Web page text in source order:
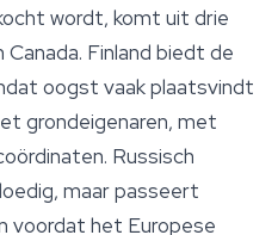
wordt, komt uit drie
Canada. Finland biedt de
oogst vaak plaatsvindt
grondeigenaren, met
Russisch
maar passeert
voordat het Europese